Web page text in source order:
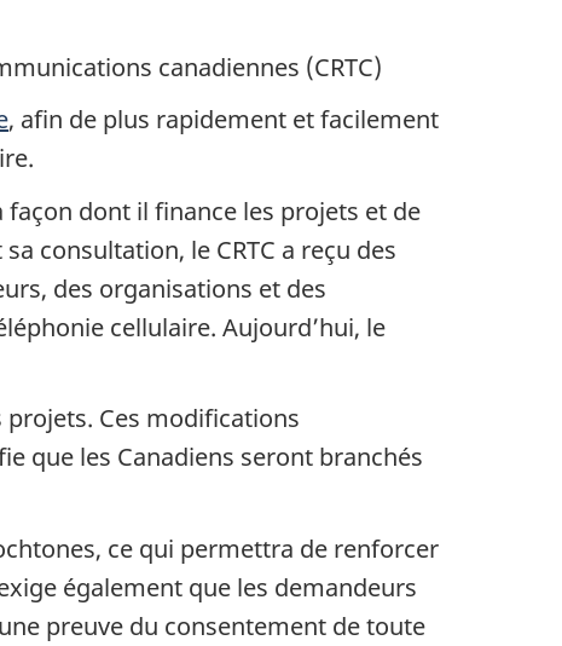
canadiennes (CRTC)
, afin de plus rapidement et facilement
façon dont il finance les projets et de
consultation, le CRTC a reçu des
des organisations et des
cellulaire. Aujourd’hui, le
projets. Ces modifications
que les Canadiens seront branchés
ce qui permettra de renforcer
également que les demandeurs
preuve du consentement de toute